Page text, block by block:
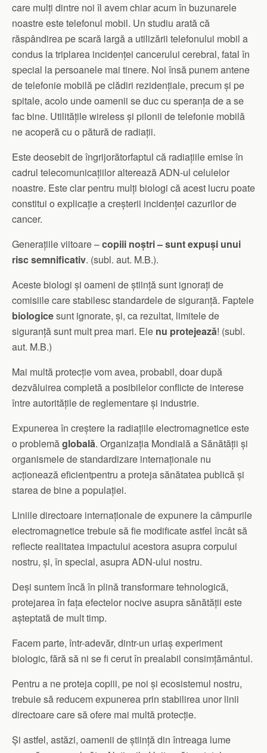
care mulți dintre noi îl avem chiar acum în buzunarele
noastre este telefonul mobil. Un studiu arată că
răspândirea pe scară largă a utilizării telefonului mobil a
condus la triplarea incidenței cancerului cerebral, fatal în
special la persoanele mai tinere. Noi însă punem antene
de telefonie mobilă pe clădiri rezidențiale, precum și pe
spitale, acolo unde oamenii se duc cu speranța de a se
fac bine. Utilitățile wireless și pilonii de telefonie mobilă
ne acoperă cu o pătură de radiații.
Este deosebit de îngrijorătorfaptul că radiațiile emise în
cadrul telecomunicațiilor alterează ADN-ul celulelor
noastre. Este clar pentru mulți biologi că acest lucru poate
constitui o explicație a creșterii incidenței cazurilor de
cancer.
Generațiile viitoare –copiii noștri – sunt expuși unui
risc semnificativ. (subl. aut. M.B.).
Aceste biologi și oameni de știință sunt ignorați de
comisiile care stabilesc standardele de siguranță. Faptele
biologicesunt ignorate, și, ca rezultat, limitele de
siguranță sunt mult prea mari. Ele nu protejează! (subl.
aut. M.B.)
Mai multă protecție vom avea, probabil, doar după
dezvăluirea completă a posibilelor conflicte de interese
între autoritățile de reglementare și industrie.
Expunerea în creștere la radiațiile electromagnetice este
o problemăglobală. Organizația Mondială a Sănătății și
organismele de standardizare internaționale nu
acționează eficientpentru a proteja sănătatea publică și
starea de bine a populației.
Liniile directoare internaționale de expunere la câmpurile
electromagnetice trebuie să fie modificate astfel încât să
reflecte realitatea impactului acestora asupra corpului
nostru, și, în special, asupra ADN-ului nostru.
Deși suntem încă în plină transformare tehnologică,
protejarea în fața efectelor nocive asupra sănătății este
așteptată de mult timp.
Facem parte, într-adevăr, dintr-un uriaș experiment
biologic, fără să ni se fi cerut în prealabil consimțământul.
Pentru a ne proteja copiii, pe noi și ecosistemul nostru,
trebuie să reducem expunerea prin stabilirea unor linii
directoare care să ofere mai multă protecție.
Și astfel, astăzi, oamenii de știință din întreaga lume